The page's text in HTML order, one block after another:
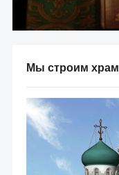
Мы строим храм